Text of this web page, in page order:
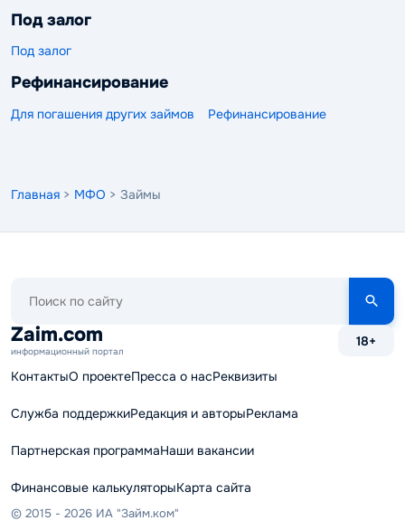
Под залог
Под залог
Рефинансирование
Для погашения других займов Рефинансирование
Главная > МФО > Займы
сайту
Zaim.com
информационный портал
18+
КонтактыО проектеПресса о насРеквизиты
Служба поддержкиРедакция и авторыРеклама
Партнерская программаНаши вакансии
Финансовые калькуляторыКарта сайта
© 2015 - 2026 ИА "Займ.ком"